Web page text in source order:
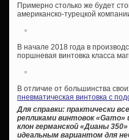
Примерно столько же будет
американско-турецкой
В начале 2018 года в
поршневая винтовка класса
В отличие от большинства
пневматическая винтовка с
Для справки: практически
репликами винтовок «Gamo»
клон германской «Дианы
идеальным вариантом для